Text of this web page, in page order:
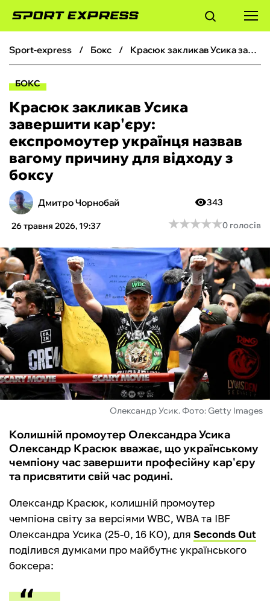
ФУТБОЛ
БОКС
ХОКЕЙ
ТЕНІС
КІБЕРСПОРТ
ЧС-2026
ФУТЗАЛ
ІНШІ
БУКМЕКЕРИ
sport-express бокс Красюк закликав Усика завершити кар'єру: експромоутер українця назвав вагому причину для відходу з боксу
БОКС
Красюк закликав Усика
завершити кар'єру:
експромоутер українця назвав
вагому причину для відходу з
боксу
Дмитро Чорнобай
26 травня 2026, 19:37
343
★★★★★
★★★★★0 голосів
Олександр Усик. Фото: Getty Images
Колишній промоутер Олександра Усика
Олександр Красюк вважає, що українському
чемпіону час завершити професійну кар'єру
та присвятити свій час родині.
Олександр Красюк, колишній промоутер
чемпіона світу за версіями WBC, WBA та IBF
Олександра Усика (25-0, 16 КО), для Seconds Out
поділився думками про майбутнє українського
боксера: